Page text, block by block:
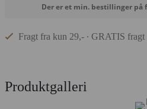
Der er et min. bestillinger på
Fragt fra kun 29,- ∙ GRATIS
Produktgalleri